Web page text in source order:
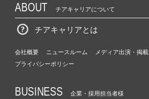
ABOUT チアキャリアについて
チアキャリアとは
会社概要 ニュースルーム
メディア出演・掲載
プライバシーポリシー
BUSINESS 企業・採用担当者様